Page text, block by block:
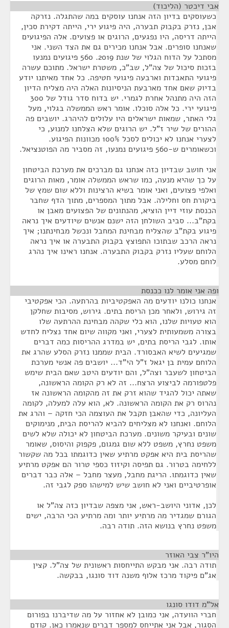
אבי דיכטר (הליכוד)
כשעוסקים בדיון הזה אנחנו עוסקים במה שהתגלה. נזרקה
אבן, נזרק בקבוק תבערה, היה פיגוע ירי, הייתה דקירת סכין,
הייתה דריסה, היו נפגעים, הרוגים או פצועים. אלה הפיגועים
שאנחנו סופרים. אבל אנחנו מכירים גם את הצד השני. אני
מסתכל על הדוח הגלוי של שנת 2019. 560 פיגועים נמנעו
בזכות סיכול של צה"ל, שב"כ, משטרת ישראל. מתוכם עשרה
פיגועי התאבדות וארבעה פיגועי חטיפה. כל אחד מאיתנו יודע
בדיוק שאם אחד מארבעת הניסיונות האלה היה מצליח הדיון
הזה היה מתנהל אחרת לגמרי. יש בדוח סדר גודל של 300
פיגועי ירי. כל אלה סוכלו. אומר ראש הממשלה בגלוי, מעל
גלי האתר, שמאות ישראלים היו עלולים להיהרג. יושבים פה
ההורים של שיר ז"ל. יש הרוגים שלא הצלחנו למנוע, כי
לצערי אנחנו לא יכולים לסכל 100% מכוונות הפיגוע.
וכשאומרים ש-560 פיגועים נמנעו, זה מסביר מה הפוטנציאל.
אני חושב שבדיון כזה אנחנו גם מברכים את מערכת הביטחון
על כך שהיא מנעה, כמו שראש הממשלה אומר, מאות הרוגים
ואלפי פצועים, ואני אומר בשיא הרצינות וללא שום שמץ של
ביקורת חס וחלילה. אבל מתוך המספרים, מתוך הדף שחבר
הכנסת עוזי דיין הוציא, מהנתונים של הפצועים מאבן או
בקת"ב... סביב השולחן הזה ישנם אנשים שיודעים איך נראה
פיגוע בקת"ב שהצליח מבחינת המחבל ונכשל מבחינתנו; איך
נראה הרכב שבתוכו התפוצץ בקבוק התבערה או איך נראה
הלוחם שעליו נזרק בקבוק התבערה. אנחנו ראינו איך נהרג
לוחם מסלע.
ופה אני אומר לנו ככנסת
אנחנו כולנו יודעים מה האפקטיביות בהרתעה. הכי אפקטיבי
זה גירוש, ולאחר מכן הריסת בתים. גירוש, מסיבות שחלקן
הוא טעויות שלנו, הוא כלי שקהה מבחינת ההרתעה שלו
בצורה משמעותית לצערי, ואני מקווה שיום אחד נצליח לחדש
אותו. לגבי הריסת בתים, יש במדרג ההריסות כמה דברים
שמגיעים לשיא האבסורד. הבית שממנו נזרק הסלע שהרג את
הלוחם עמית בן יגאל ז"ל הי"ד... יושבים פה אנשי מערכת
הביטחון לשעבר וצה"ל, והם יודעים היטב שאם הבית שימש
פלטפורמה לביצוע הרצח... זה לא רק הקומה הראשונה,
שאתה יכול להגיד שהוא זרק את זה מהקומה הראשונה אז
נהרוס רק את הקומה הראשונה. לא, הוא עלה למעלה, לקומה
העליונה, כדי שהאבן תקבל את העוצמה הכי חזקה – והרג את
הלוחם. ואנחנו לא מצליחים להביא להריסת הבית, מנימוקים
שונים ובעיקר משונים. מערכת הביטחון לא יכולה שלא לשים
משפט נחרץ, משפט ללא שום גמגום, פקפוק והיסוס, שאומר
שהריסת בית היא אפקט מרתיע שאין כדוגמתו בכל מה שקשור
ללחימה בטרור. גם תפיסה וקיזוז כספי טרור הם אפקט מרתיע
שאין כדוגמתו. הריגת מחבל, מעצר מחבל – אלה כבר דברים
אופרטיביים ואני לא חושב שיש למישהו ספק לגבי זה.
לכן, אדוני היושב-ראש, אני מצפה שבדיון כזה צה"ל או
הגורם שמגדיר מה מרתיע יותר ומה מרתיע הכי הרבה, ישים
משפט נחרץ בנושא הזה. תודה רבה.
היו"ר צבי האוזר
תודה רבה. אני מבקש התייחסות ראשונית של צה"ל. קצין
אג"ם פיקוד מרכז אלוף משנה דוד סונגו, בבקשה.
אל"מ דודו סונגו
חברי הוועדה, אני כמובן לא אחזור על מה שדיברנו בפורום
הסגור, אבל אני אתייחס למספר דברים שנאמרו כאן. קודם